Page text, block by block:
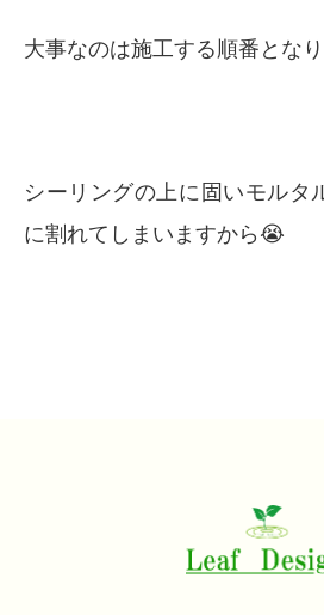
大事なのは施工する順番となり
シーリングの上に固いモルタ
に割れてしまいますから😭